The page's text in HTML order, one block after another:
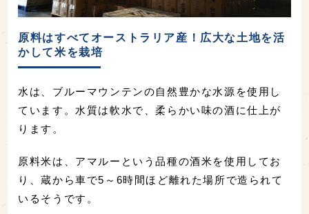
原料はすべてオーストラリア産！広大な土地を活
かして米を栽培
水は、ブルーマウンテンの自然豊かな水源を使用し
ています。水質は軟水で、柔らかい味の酒に仕上が
ります。
原料米は、アマルーという品種の酒米を使用してお
り、蔵から車で5～6時間ほど離れた場所で造られて
いるそうです。